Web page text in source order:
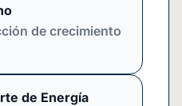
de crecimiento
de Energía